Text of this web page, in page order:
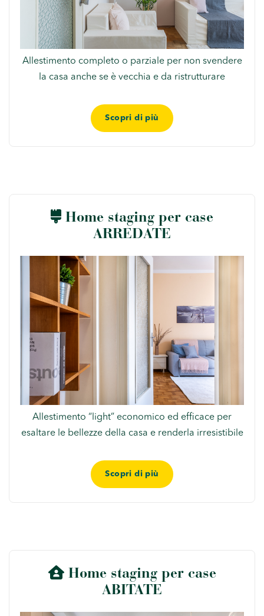
Allestimento completo o parziale per non svendere
la casa anche se è vecchia e da ristrutturare
Scopri di più
Home staging per case
ARREDATE
Allestimento “light” economico ed efficace per
esaltare le bellezze della casa e renderla irresistibile
Scopri di più
Home staging per case
ABITATE